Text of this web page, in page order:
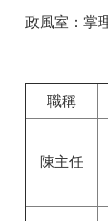
政風室：掌
職稱
陳主任